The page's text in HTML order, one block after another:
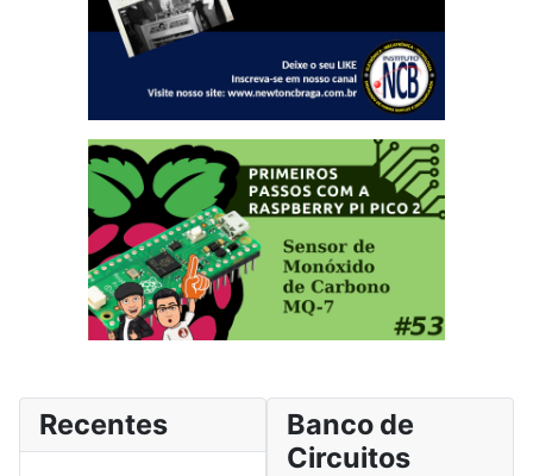
Recentes
Banco de
Circuitos